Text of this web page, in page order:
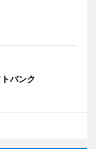
バンク